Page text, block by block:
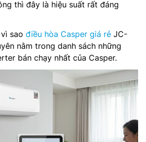
thì đây là hiệu suất rất đáng
sao điều hòa Casper giá rẻ JC-
nằm trong danh sách những
bán chạy nhất của Casper.